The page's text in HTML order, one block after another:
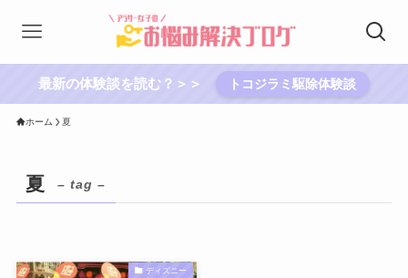
最新の体験談を読む？＞＞ トコジラミ駆除体験談
ホーム 夏
夏 – tag –
ディズニー